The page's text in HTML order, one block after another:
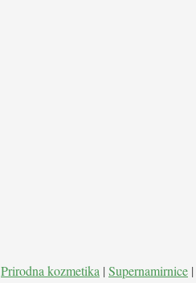
Prirodna kozmetika | Supernamirnice |